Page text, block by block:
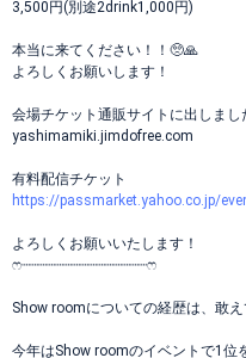
3,500円(別途2drink1,000円)
本当に来てください！！🥺🙏
よろしくお願いします！
会場チケット通販サイトに出しまし
yashimamiki.jimdofree.com
有料配信チケット
https://passmarket.yahoo.co.jp/
よろしくお願いいたします！
ෆ‪┈┈┈┈┈┈┈┈┈┈┈┈┈┈┈ෆ‪
Show roomについての経歴は、敢え
今年はShow roomのイベントで1位